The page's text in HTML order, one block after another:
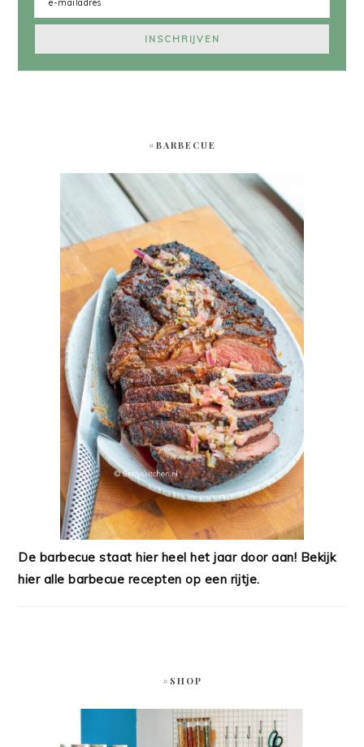
#BARBECUE
De barbecue staat hier heel het jaar door aan! Bekijk
hier alle barbecue recepten op een rijtje.
#SHOP